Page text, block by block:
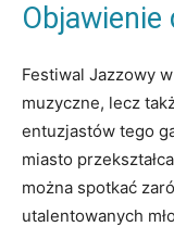
Objawienie
Festiwal Jazzowy
muzyczne, ‌lecz
entuzjastów tego
miasto‌
można spotkać‌
utalentowanych